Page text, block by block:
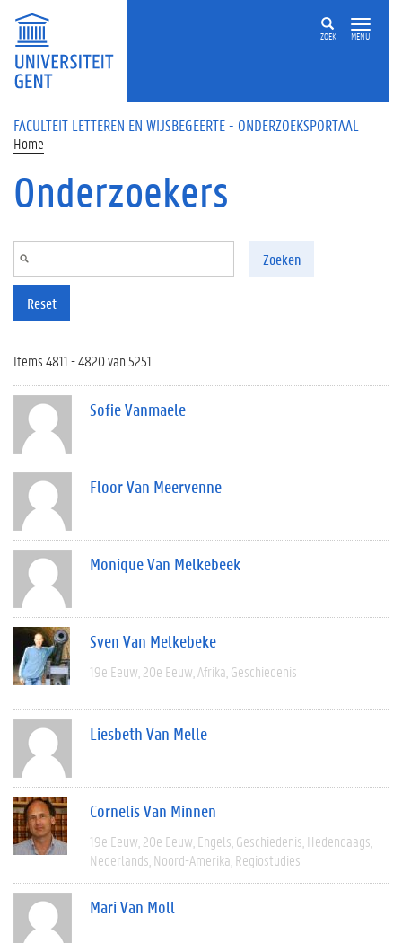
Overslaan en naar de inhoud gaan
ZOEK MENU
FACULTEIT LETTEREN EN WIJSBEGEERTE - ONDERZOEKSPORTAAL
Home
Onderzoekers
Zoeken
Reset
Items 4811 - 4820 van 5251
Sofie Vanmaele
Floor Van Meervenne
Monique Van Melkebeek
Sven Van Melkebeke
19e Eeuw 20e Eeuw Afrika Geschiedenis
Liesbeth Van Melle
Cornelis Van Minnen
19e Eeuw 20e Eeuw Engels Geschiedenis Hedendaags
Nederlands Noord-Amerika Regiostudies
Mari Van Moll